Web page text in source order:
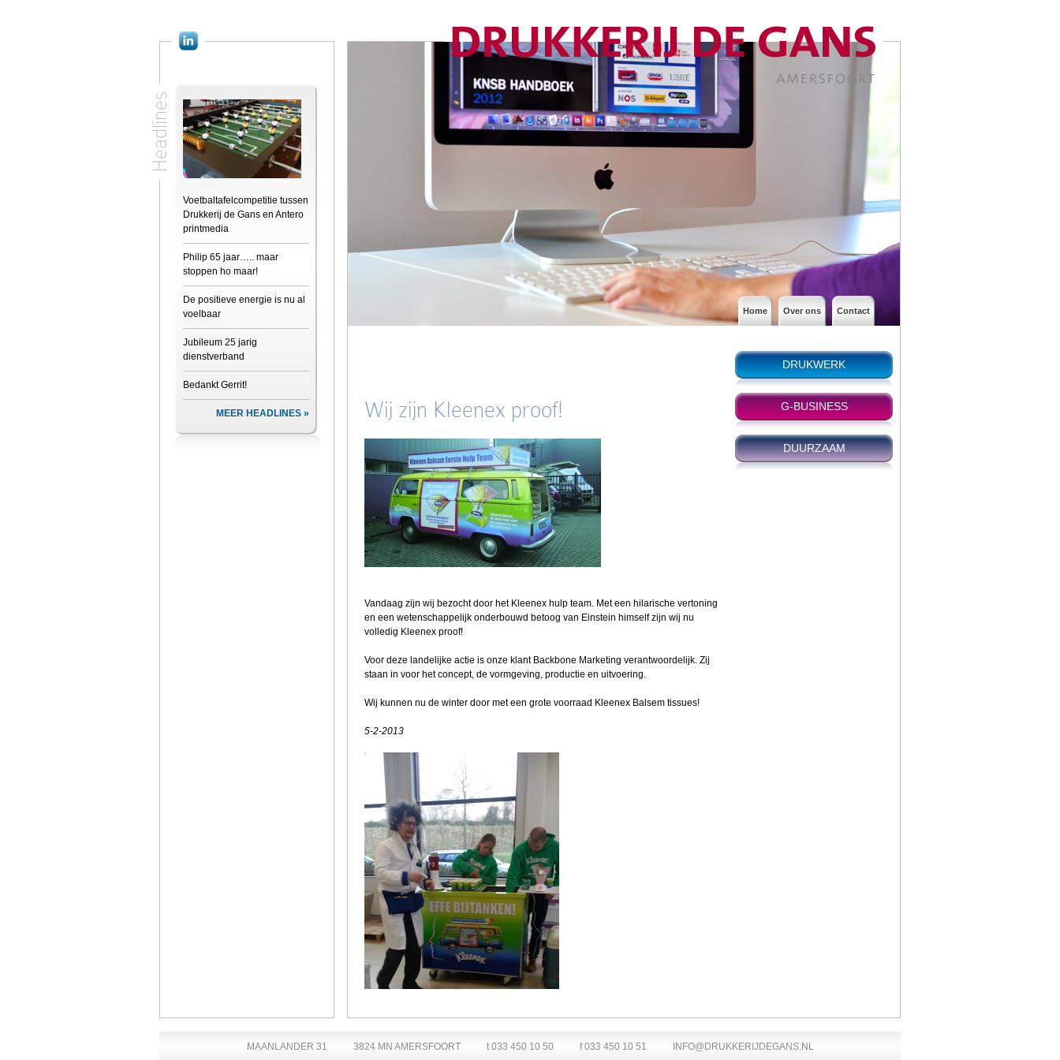
Wij zijn Kleenex proof!
Vandaag zijn wij bezocht door het Kleenex hulp team. Met een hilarische vertoning
en een wetenschappelijk onderbouwd betoog van Einstein himself zijn wij nu
volledig Kleenex proof!
Voor deze landelijke actie is onze klant Backbone Marketing verantwoordelijk. Zij
staan in voor het concept, de vormgeving, productie en uitvoering.
Wij kunnen nu de winter door met een grote voorraad Kleenex Balsem tissues!
5-2-2013
Headlines
Voetbaltafelcompetitie tussen
Drukkerij de Gans en Antero
printmedia
Philip 65 jaar….. maar
stoppen ho maar!
De positieve energie is nu al
voelbaar
Jubileum 25 jarig
dienstverband
Bedankt Gerrit!
MEER HEADLINES
MAANLANDER 31 3824 MN AMERSFOORT t 033 450 10 50 f 033 450 10 51 INFO@DRUKKERIJDEGANS.NL
Home Over ons Contact
DRUKWERK
G-BUSINESS
DUURZAAM